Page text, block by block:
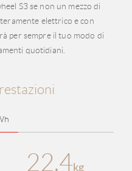
S3 se non un mezzo di
elettrico e con
per sempre il tuo modo di
quotidiani.
22.4kg